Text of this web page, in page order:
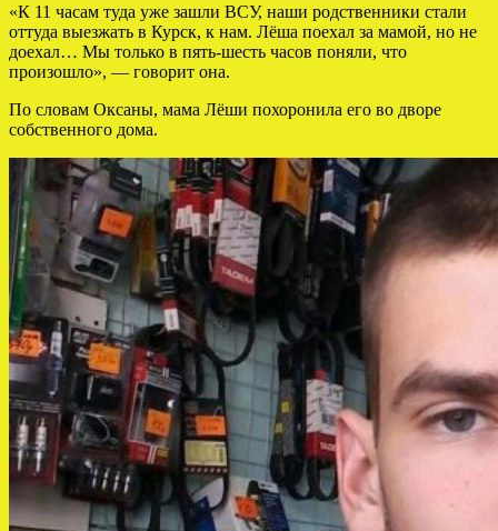
«К 11 часам туда уже зашли ВСУ, наши родственники стали
оттуда выезжать в Курск, к нам. Лёша поехал за мамой, но не
доехал… Мы только в пять-шесть часов поняли, что
произошло», — говорит она.
По словам Оксаны, мама Лёши похоронила его во дворе
собственного дома.